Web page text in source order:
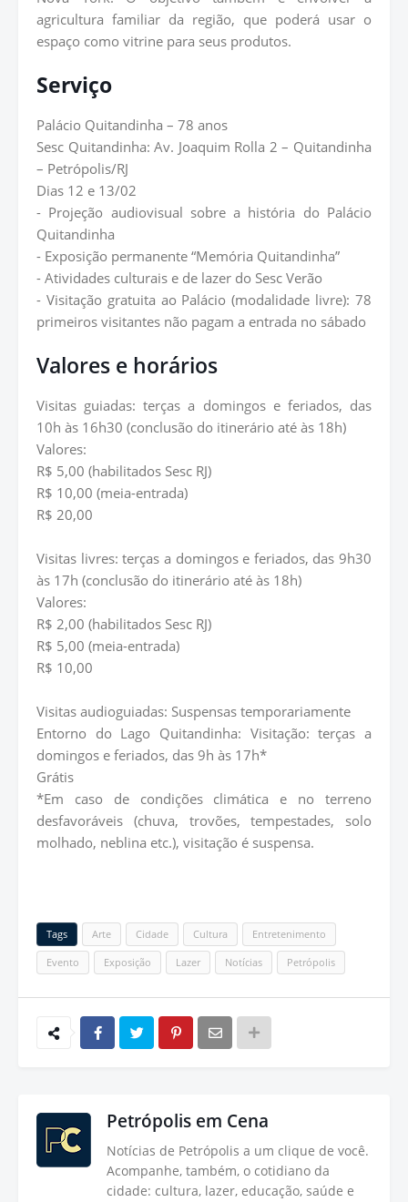
agricultura familiar da região, que poderá usar o
espaço como vitrine para seus produtos.
Serviço
Palácio Quitandinha – 78 anos
Sesc Quitandinha: Av. Joaquim Rolla 2 – Quitandinha
– Petrópolis/RJ
Dias 12 e 13/02
- Projeção audiovisual sobre a história do Palácio
Quitandinha
- Exposição permanente “Memória Quitandinha”
- Atividades culturais e de lazer do Sesc Verão
- Visitação gratuita ao Palácio (modalidade livre): 78
primeiros visitantes não pagam a entrada no sábado
Valores e horários
Visitas guiadas: terças a domingos e feriados, das
10h às 16h30 (conclusão do itinerário até às 18h)
Valores:
R$ 5,00 (habilitados Sesc RJ)
R$ 10,00 (meia-entrada)
R$ 20,00
Visitas livres: terças a domingos e feriados, das 9h30
às 17h (conclusão do itinerário até às 18h)
Valores:
R$ 2,00 (habilitados Sesc RJ)
R$ 5,00 (meia-entrada)
R$ 10,00
Visitas audioguiadas: Suspensas temporariamente
Entorno do Lago Quitandinha: Visitação: terças a
domingos e feriados, das 9h às 17h*
Grátis
*Em caso de condições climática e no terreno
desfavoráveis (chuva, trovões, tempestades, solo
molhado, neblina etc.), visitação é suspensa.
Tags Arte Cidade Cultura Entretenimento
Evento Exposição Lazer Notícias Petrópolis
Petrópolis em Cena
Notícias de Petrópolis a um clique de você.
Acompanhe, também, o cotidiano da
cidade: cultura, lazer, educação, saúde e